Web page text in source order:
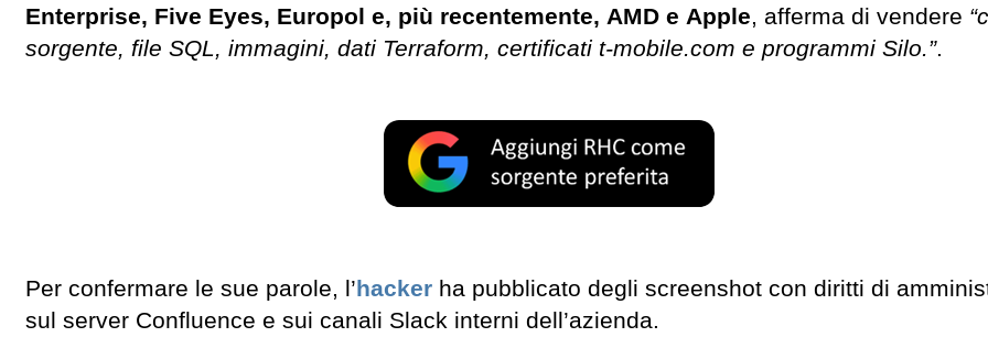
Enterprise, Five Eyes, Europol e, più recentemente, AMD e Apple, afferma di vendere
sorgente, file SQL, immagini, dati Terraform, certificati t-mobile.com e programmi Silo.”.
Per confermare le sue parole, l’ hacker ha pubblicato degli screenshot con diritti di
sul server Confluence e sui canali Slack interni dell’azienda.